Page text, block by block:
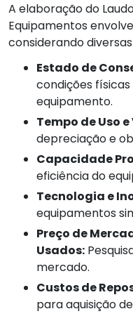
A elaboração do
Equipamentos
considerando
Estado de
condições
equipamento.
Tempo de Uso
depreciação e
Capacidade
eficiência do
Tecnologia e
equipamentos
Preço de
Usados:
mercado.
Custos de
para aquisição